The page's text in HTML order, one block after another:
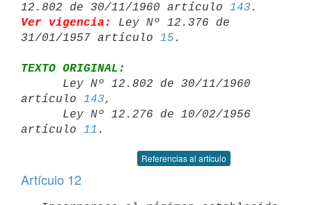
12.802 de 30/11/1960 artículo 143
Ver vigencia:
Ley Nº 12.376 de
31/01/1957 artículo 15
TEXTO ORIGINAL:
artículo 143,
artículo 11
Referencias al artículo
Artículo 12